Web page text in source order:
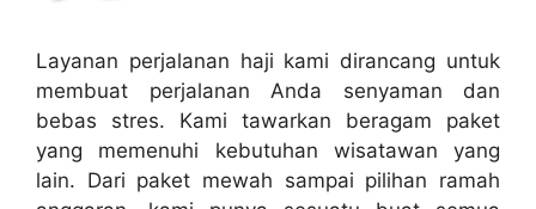
Layanan perjalanan haji kami dirancang untuk
membuat perjalanan Anda senyaman dan
bebas stres. Kami tawarkan beragam paket
yang memenuhi kebutuhan wisatawan yang
lain. Dari paket mewah sampai pilihan ramah